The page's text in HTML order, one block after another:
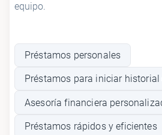
equipo.
Préstamos personales
Préstamos para iniciar historial
Asesoría financiera
Préstamos rápidos y eficientes